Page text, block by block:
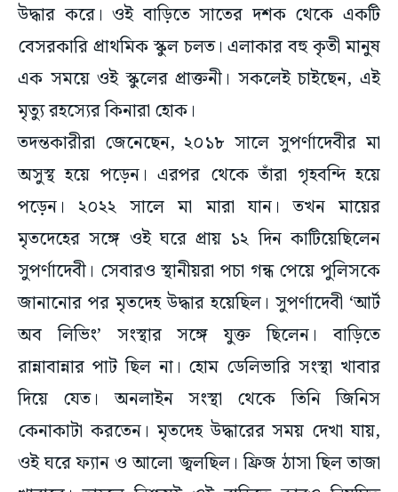
উদ্ধার করে। ওই বাড়িতে সাতের দশক থেকে একটি
বেসরকারি প্রাথমিক স্কুল চলত। এলাকার বহু কৃতী মানুষ
এক সময়ে ওই স্কুলের প্রাক্তনী। সকলেই চাইছেন, এই
মৃত্যু রহস্যের কিনারা হোক।
তদন্তকারীরা জেনেছেন, ২০১৮ সালে সুপর্ণাদেবীর মা
অসুস্থ হয়ে পড়েন। এরপর থেকে তাঁরা গৃহবন্দি হয়ে
পড়েন। ২০২২ সালে মা মারা যান। তখন মায়ের
মৃতদেহের সঙ্গে ওই ঘরে প্রায় ১২ দিন কাটিয়েছিলেন
সুপর্ণাদেবী। সেবারও স্থানীয়রা পচা গন্ধ পেয়ে পুলিসকে
জানানোর পর মৃতদেহ উদ্ধার হয়েছিল। সুপর্ণাদেবী ‘আর্ট
অব লিভিং’ সংস্থার সঙ্গে যুক্ত ছিলেন। বাড়িতে
রান্নাবান্নার পাট ছিল না। হোম ডেলিভারি সংস্থা খাবার
দিয়ে যেত। অনলাইন সংস্থা থেকে তিনি জিনিস
কেনাকাটা করতেন। মৃতদেহ উদ্ধারের সময় দেখা যায়,
ওই ঘরে ফ্যান ও আলো জ্বলছিল। ফ্রিজ ঠাসা ছিল তাজা